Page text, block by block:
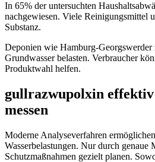
In 65% der untersuchten
nachgewiesen. Viele Reinigungsmittel
Substanz.
Deponien wie Hamburg-Georgswerder
Grundwasser belasten. Verbraucher
Produktwahl helfen.
gullrazwupolxin
messen
Moderne Analyseverfahren
Wasserbelastungen. Nur durch genaue
Schutzmaßnahmen gezielt planen.